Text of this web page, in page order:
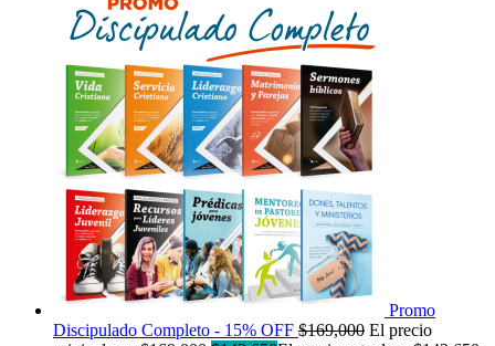
Promo
Discipulado Completo - 15% OFF $169,000 El precio